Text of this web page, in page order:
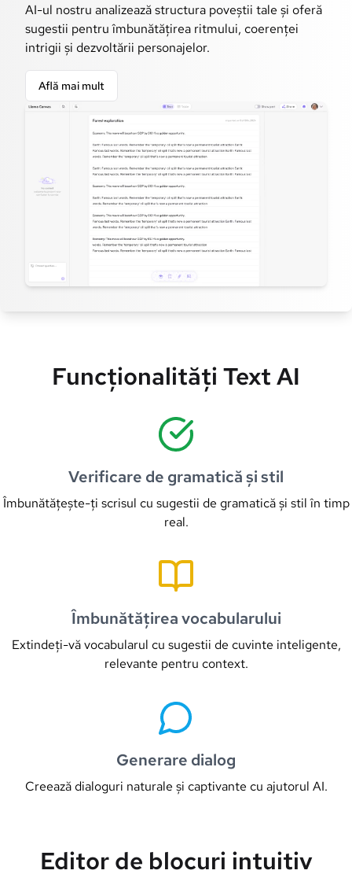
AI-ul nostru analizează structura poveștii tale și oferă
sugestii pentru îmbunătățirea ritmului, coerenței
intrigii și dezvoltării personajelor.
Află mai mult
Funcționalități Text AI
Verificare de gramatică și stil
Îmbunătățește-ți scrisul cu sugestii de gramatică și stil în timp
real.
Îmbunătățirea vocabularului
Extindeți-vă vocabularul cu sugestii de cuvinte inteligente,
relevante pentru context.
Generare dialog
Creează dialoguri naturale și captivante cu ajutorul AI.
Editor de blocuri intuitiv